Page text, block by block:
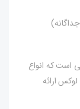
است که انواع
ارائه